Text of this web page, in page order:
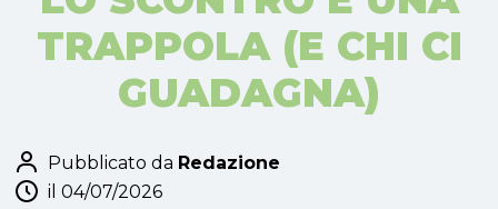
TRAPPOLA (E CHI CI
GUADAGNA)
Pubblicato da Redazione
il 04/07/2026